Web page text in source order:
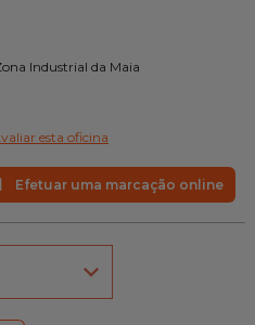
online
Industrial da Maia
esta oficina
Efetuar uma marcação online